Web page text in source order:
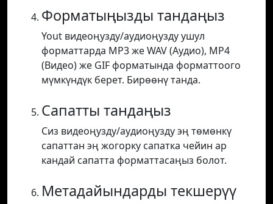
Форматыңызды тандаңыз
Yout видеоңузду/аудиоңузду ушул
форматтарда MP3 же WAV (Аудио), MP4
(Видео) же GIF форматында форматтоого
мүмкүндүк берет. Бирөөнү танда.
Сапатты тандаңыз
Сиз видеоңузду/аудиоңузду эң төмөнкү
сапаттан эң жогорку сапатка чейин ар
кандай сапатта форматтасаңыз болот.
Метадайындарды текшерүү